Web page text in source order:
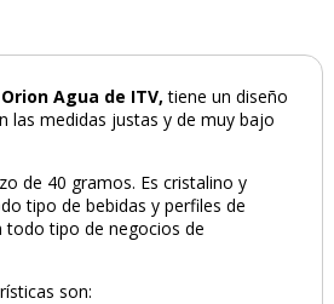
Agua de ITV, tiene un diseño
las medidas justas y de muy bajo
de 40 gramos. Es cristalino y
tipo de bebidas y perfiles de
todo tipo de negocios de
son: